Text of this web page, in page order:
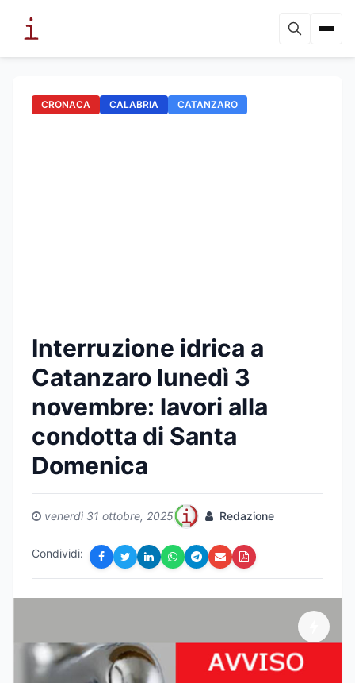
CRONACA CALABRIA CATANZARO
Interruzione idrica a
Catanzaro lunedì 3
novembre: lavori alla
condotta di Santa
Domenica
venerdì 31 ottobre, 2025 Redazione
Condividi: